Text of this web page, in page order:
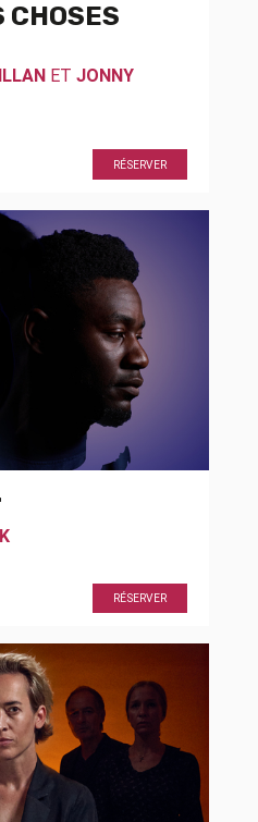
CHOSES
ET JONNY
RÉSERVER
RÉSERVER